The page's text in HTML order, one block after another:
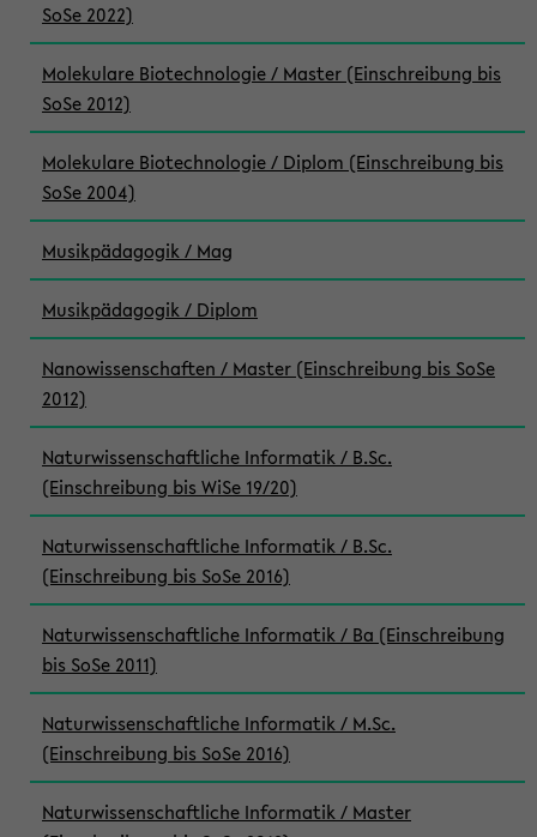
SoSe 2022)
Molekulare Biotechnologie / Master (Einschreibung bis
SoSe 2012)
Molekulare Biotechnologie / Diplom (Einschreibung bis
SoSe 2004)
Musikpädagogik / Mag
Musikpädagogik / Diplom
Nanowissenschaften / Master (Einschreibung bis SoSe
2012)
Naturwissenschaftliche Informatik / B.Sc.
(Einschreibung bis WiSe 19/20)
Naturwissenschaftliche Informatik / B.Sc.
(Einschreibung bis SoSe 2016)
Naturwissenschaftliche Informatik / Ba (Einschreibung
bis SoSe 2011)
Naturwissenschaftliche Informatik / M.Sc.
(Einschreibung bis SoSe 2016)
Naturwissenschaftliche Informatik / Master